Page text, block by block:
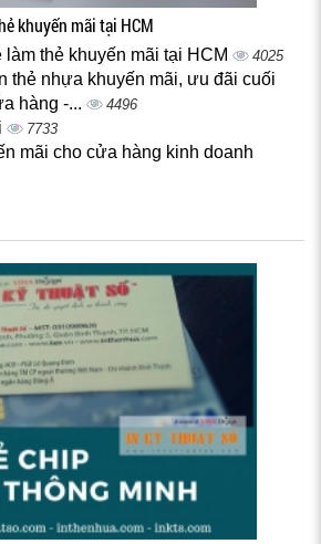
khuyến mãi tại HCM
làm thẻ khuyến mãi tại HCM 4025
thẻ nhựa khuyến mãi, ưu đãi cuối
hàng -...
4496
7733
mãi cho cửa hàng kinh doanh